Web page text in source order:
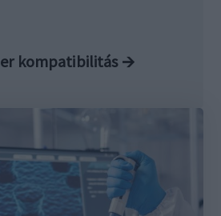
kompatibilitás 🡪